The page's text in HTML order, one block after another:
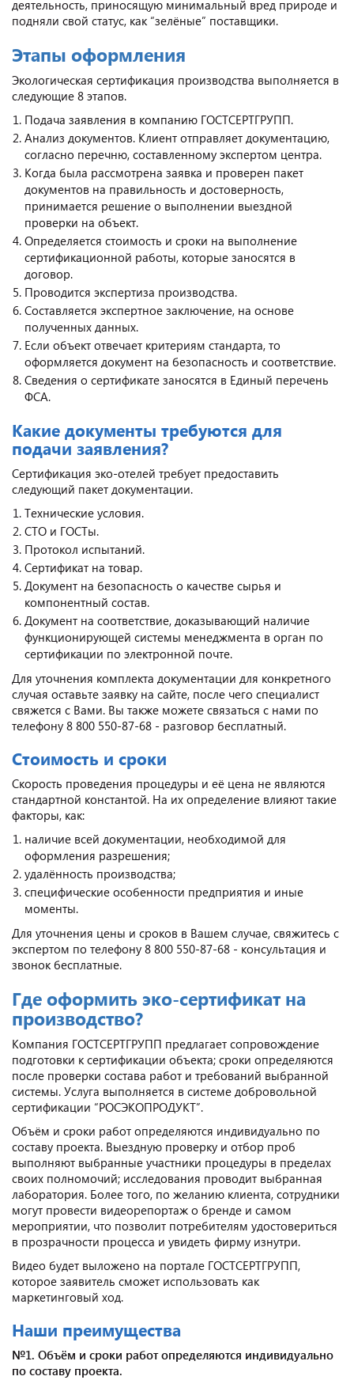
деятельность, приносящую минимальный вред природе и
подняли свой статус, как “зелёные” поставщики.
Этапы оформления
Экологическая сертификация производства выполняется в
следующие 8 этапов.
Подача заявления в компанию ГОСТСЕРТГРУПП.
Анализ документов. Клиент отправляет документацию,
согласно перечню, составленному экспертом центра.
Когда была рассмотрена заявка и проверен пакет
документов на правильность и достоверность,
принимается решение о выполнении выездной
проверки на объект.
Определяется стоимость и сроки на выполнение
сертификационной работы, которые заносятся в
договор.
Проводится экспертиза производства.
Составляется экспертное заключение, на основе
полученных данных.
Если объект отвечает критериям стандарта, то
оформляется документ на безопасность и соответствие.
Сведения о сертификате заносятся в Единый перечень
ФСА.
Какие документы требуются для
подачи заявления?
Сертификация эко-отелей требует предоставить
следующий пакет документации.
Технические условия.
СТО и ГОСТы.
Протокол испытаний.
Сертификат на товар.
Документ на безопасность о качестве сырья и
компонентный состав.
Документ на соответствие, доказывающий наличие
функционирующей системы менеджмента в орган по
сертификации по электронной почте.
Для уточнения комплекта документации для конкретного
случая оставьте заявку на сайте, после чего специалист
свяжется с Вами. Вы также можете связаться с нами по
телефону 8 800 550-87-68 - разговор бесплатный.
Стоимость и сроки
Скорость проведения процедуры и её цена не являются
стандартной константой. На их определение влияют такие
факторы, как:
наличие всей документации, необходимой для
оформления разрешения;
удалённость производства;
специфические особенности предприятия и иные
моменты.
Для уточнения цены и сроков в Вашем случае, свяжитесь с
экспертом по телефону 8 800 550-87-68 - консультация и
звонок бесплатные.
Где оформить эко-сертификат на
производство?
Компания ГОСТСЕРТГРУПП предлагает сопровождение
подготовки к сертификации объекта; сроки определяются
после проверки состава работ и требований выбранной
системы. Услуга выполняется в системе добровольной
сертификации “РОСЭКОПРОДУКТ”.
Объём и сроки работ определяются индивидуально по
составу проекта. Выездную проверку и отбор проб
выполняют выбранные участники процедуры в пределах
своих полномочий; исследования проводит выбранная
лаборатория. Более того, по желанию клиента, сотрудники
могут провести видеорепортаж о бренде и самом
мероприятии, что позволит потребителям удостовериться
в прозрачности процесса и увидеть фирму изнутри.
Видео будет выложено на портале ГОСТСЕРТГРУПП,
которое заявитель сможет использовать как
маркетинговый ход.
Наши преимущества
№1. Объём и сроки работ определяются индивидуально
по составу проекта.